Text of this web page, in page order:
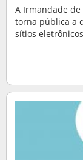
A Irmandade de
torna pública a
sítios